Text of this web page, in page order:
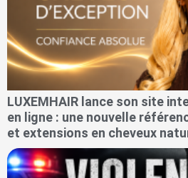
LUXEMHAIR lance son site
en ligne : une nouvelle
et extensions en cheveux